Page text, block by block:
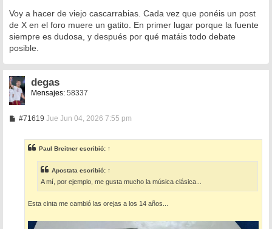
n
a
j
Voy a hacer de viejo cascarrabias. Cada vez que ponéis un post
de X en el foro muere un gatito. En primer lugar porque la fuente
siempre es dudosa, y después por qué matáis todo debate
posible.
degas
Mensajes:58337
#71619M
a
j
e
Jue Jun 04, 2026 7:55 pm
Paul Breitner escribió: ↑
Apostata escribió: ↑
A mí, por ejemplo, me gusta mucho la música clásica...
Esta cinta me cambió las orejas a los 14 años...